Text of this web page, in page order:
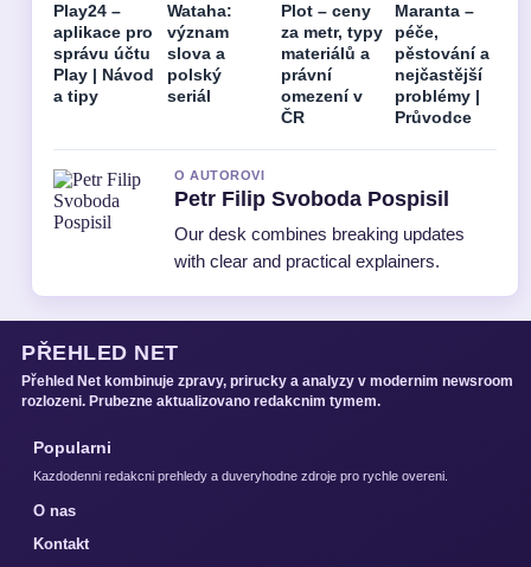
Play24 –
aplikace pro
správu účtu
Play | Návod
a tipy
Wataha:
význam
slova a
polský
seriál
Plot – ceny
za metr, typy
materiálů a
právní
omezení v
ČR
Maranta –
péče,
pěstování a
nejčastější
problémy |
Průvodce
O AUTOROVI
Petr Filip Svoboda Pospisil
Our desk combines breaking updates
with clear and practical explainers.
PŘEHLED NET
Přehled Net kombinuje zpravy, prirucky a analyzy v modernim newsroom
rozlozeni. Prubezne aktualizovano redakcnim tymem.
Popularni
Kazdodenni redakcni prehledy a duveryhodne zdroje pro rychle overeni.
O nas
Kontakt